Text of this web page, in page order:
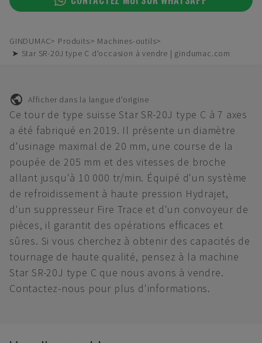
GINDUMAC Produits
Machines-outils
➤ Star SR-20J type C d'occasion à vendre | gindumac.com
Afficher dans la langue d'origine
Ce tour de type suisse Star SR-20J type C à 7 axes
a été fabriqué en 2019. Il présente un diamètre
d'usinage maximal de 20 mm, une course de la
poupée de 205 mm et des vitesses de broche
allant jusqu'à 10 000 tr/min. Équipé d'un système
de refroidissement à haute pression Hydrajet,
d'un suppresseur Fire Trace et d'un convoyeur de
pièces, il garantit des opérations efficaces et
sûres. Si vous cherchez à obtenir des capacités de
tournage de haute qualité, pensez à la machine
Star SR-20J type C que nous avons à vendre.
Contactez-nous pour plus d'informations.